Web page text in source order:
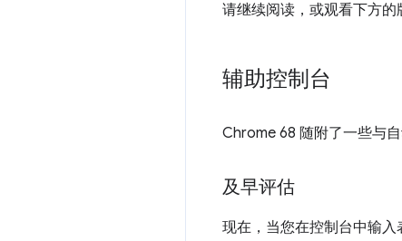
请继续阅读，或观看下方的
辅助控制台
Chrome 68 随附了一些与
及早评估
现在，当您在控制台中输入